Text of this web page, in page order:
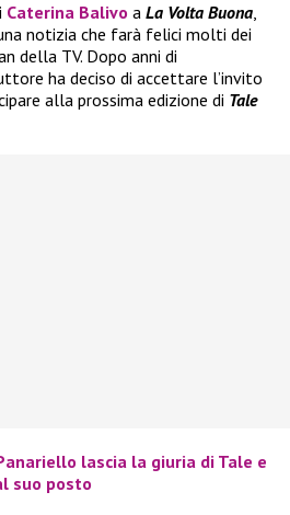
Caterina Balivo a La Volta Buona,
notizia che farà felici molti dei
della TV. Dopo anni di
ha deciso di accettare l’invito
alla prossima edizione di Tale
lascia la giuria di Tale e
suo posto